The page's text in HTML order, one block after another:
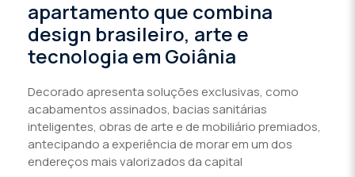
apartamento que combina
design brasileiro, arte e
tecnologia em Goiânia
Decorado apresenta soluções exclusivas, como
acabamentos assinados, bacias sanitárias
inteligentes, obras de arte e de mobiliário premiados,
antecipando a experiência de morar em um dos
endereços mais valorizados da capital